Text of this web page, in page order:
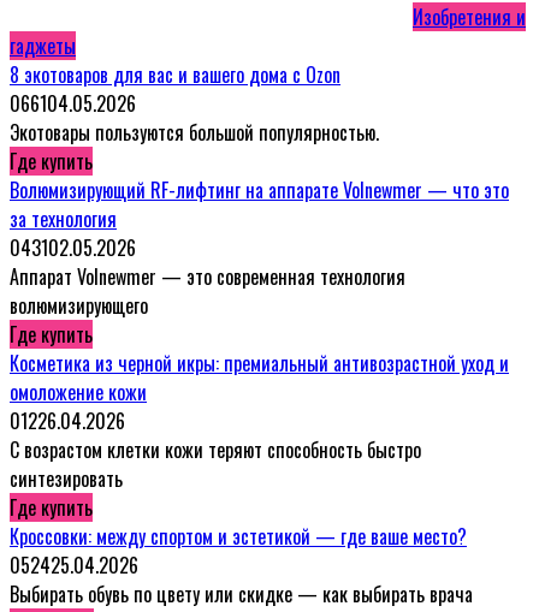
Изобретения и
гаджеты
8 экотоваров для вас и вашего дома с Ozon
066104.05.2026
Экотовары пользуются большой популярностью.
Где купить
Волюмизирующий RF-лифтинг на аппарате Volnewmer — что это
за технология
043102.05.2026
Аппарат Volnewmer — это современная технология
волюмизирующего
Где купить
Косметика из черной икры: премиальный антивозрастной уход и
омоложение кожи
01226.04.2026
С возрастом клетки кожи теряют способность быстро
синтезировать
Где купить
Кроссовки: между спортом и эстетикой — где ваше место?
052425.04.2026
Выбирать обувь по цвету или скидке — как выбирать врача